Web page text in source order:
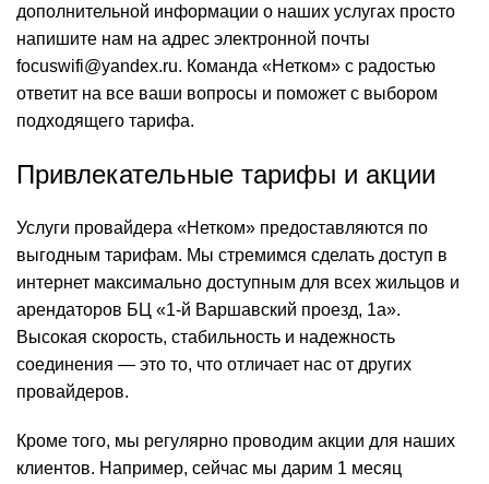
дополнительной информации о наших услугах просто
напишите нам на адрес электронной почты
focuswifi@yandex.ru. Команда «Нетком» с радостью
ответит на все ваши вопросы и поможет с выбором
подходящего тарифа.
Привлекательные тарифы и акции
Услуги провайдера «Нетком» предоставляются по
выгодным тарифам. Мы стремимся сделать доступ в
интернет максимально доступным для всех жильцов и
арендаторов БЦ «1-й Варшавский проезд, 1а».
Высокая скорость, стабильность и надежность
соединения — это то, что отличает нас от других
провайдеров.
Кроме того, мы регулярно проводим акции для наших
клиентов. Например, сейчас мы дарим 1 месяц